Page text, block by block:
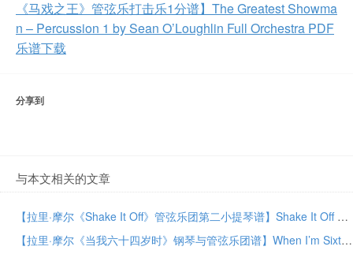
《马戏之王》管弦乐打击乐1分谱】The Greatest Showma
n – Percussion 1 by Sean O’Loughlin Full Orchestra PDF
乐谱下载
分享到
与本文相关的文章
【拉里·摩尔《Shake It Off》管弦乐团第二小提琴谱】Shake It Off – Violin 2 by Larry Moore Orchestra PDF乐谱下载
【拉里·摩尔《当我六十四岁时》钢琴与管弦乐团谱】When I’m Sixty-Four – Piano by Larry Moore Orchestra PDF乐谱下载